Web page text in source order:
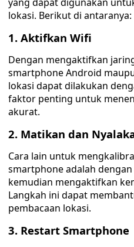
lokasi. Berikut di antaranya:
1. Aktifkan Wifi
Dengan mengaktifkan
smartphone Android
lokasi dapat dilakukan
faktor penting untuk
akurat.
2. Matikan dan
Cara lain untuk
smartphone adalah
kemudian mengaktifkan
Langkah ini dapat
pembacaan lokasi.
3. Restart Smartphone